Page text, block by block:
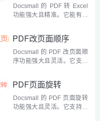
准截取页面内特定区域的内
容，都能轻松实现。例如...
Docsmall 的 PDF 转 Excel
功能强大且精准。它能有效
格数据，无论是简单的二维
表格，还是结构复杂、带有
合并单元格、嵌套表格的
PDF 文档，都能实现准确转
PDF改页面顺序
Docsmall 的 PDF 改页面顺
序功能强大且灵活。它支持
行重新排序，无论是简单地
交换两页的位置，还是将某
一页移动到文档的任意位
置，都能轻松实现。比如在
PDF页面旋转
Docsmall 的 PDF 页面旋转
功能强大且灵活。它支持对